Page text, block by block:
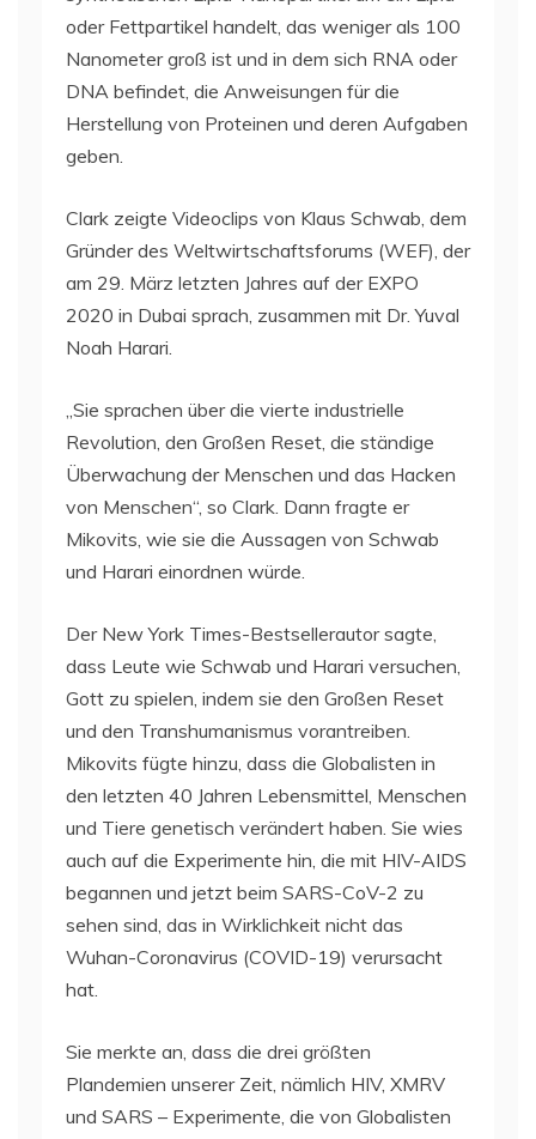
oder Fettpartikel handelt, das weniger als 100
Nanometer groß ist und in dem sich RNA oder
DNA befindet, die Anweisungen für die
Herstellung von Proteinen und deren Aufgaben
geben.
Clark zeigte Videoclips von Klaus Schwab, dem
Gründer des Weltwirtschaftsforums (WEF), der
am 29. März letzten Jahres auf der EXPO
2020 in Dubai sprach, zusammen mit Dr. Yuval
Noah Harari.
„Sie sprachen über die vierte industrielle
Revolution, den Großen Reset, die ständige
Überwachung der Menschen und das Hacken
von Menschen“, so Clark. Dann fragte er
Mikovits, wie sie die Aussagen von Schwab
und Harari einordnen würde.
Der New York Times-Bestsellerautor sagte,
dass Leute wie Schwab und Harari versuchen,
Gott zu spielen, indem sie den Großen Reset
und den Transhumanismus vorantreiben.
Mikovits fügte hinzu, dass die Globalisten in
den letzten 40 Jahren Lebensmittel, Menschen
und Tiere genetisch verändert haben. Sie wies
auch auf die Experimente hin, die mit HIV-AIDS
begannen und jetzt beim SARS-CoV-2 zu
sehen sind, das in Wirklichkeit nicht das
Wuhan-Coronavirus (COVID-19) verursacht
hat.
Sie merkte an, dass die drei größten
Plandemien unserer Zeit, nämlich HIV, XMRV
und SARS – Experimente, die von Globalisten